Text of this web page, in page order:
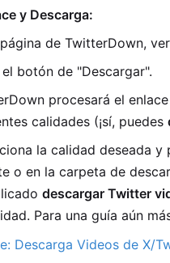
y Descarga:
de TwitterDown,
el botón de "Descargar".
procesará el
calidades (¡sí, puedes
la calidad deseada y
o en la carpeta de
descargar Twitter
Para una guía aún
Descarga Videos de X/